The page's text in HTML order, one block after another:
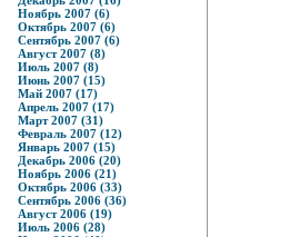
Ноябрь 2007 (6)
Октябрь 2007 (6)
Сентябрь 2007 (6)
Август 2007 (8)
Июль 2007 (8)
Июнь 2007 (15)
Май 2007 (17)
Апрель 2007 (17)
Март 2007 (31)
Февраль 2007 (12)
Январь 2007 (15)
Декабрь 2006 (20)
Ноябрь 2006 (21)
Октябрь 2006 (33)
Сентябрь 2006 (36)
Август 2006 (19)
Июль 2006 (28)